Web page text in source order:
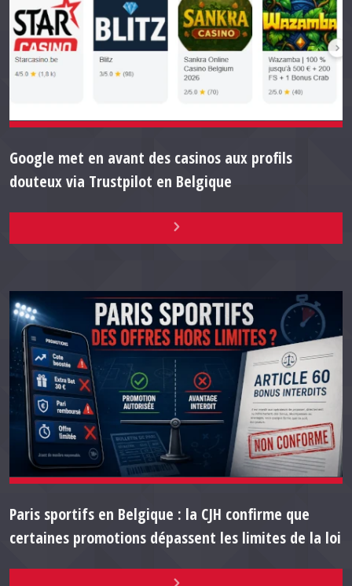
Google met en avant des casinos aux profils
douteux via Trustpilot en Belgique
Paris sportifs en Belgique : la CJH confirme que
certaines promotions dépassent les limites de la loi